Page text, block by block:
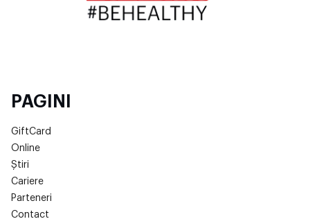
PAGINI
GiftCard
Online
Știri
Cariere
Parteneri
Contact